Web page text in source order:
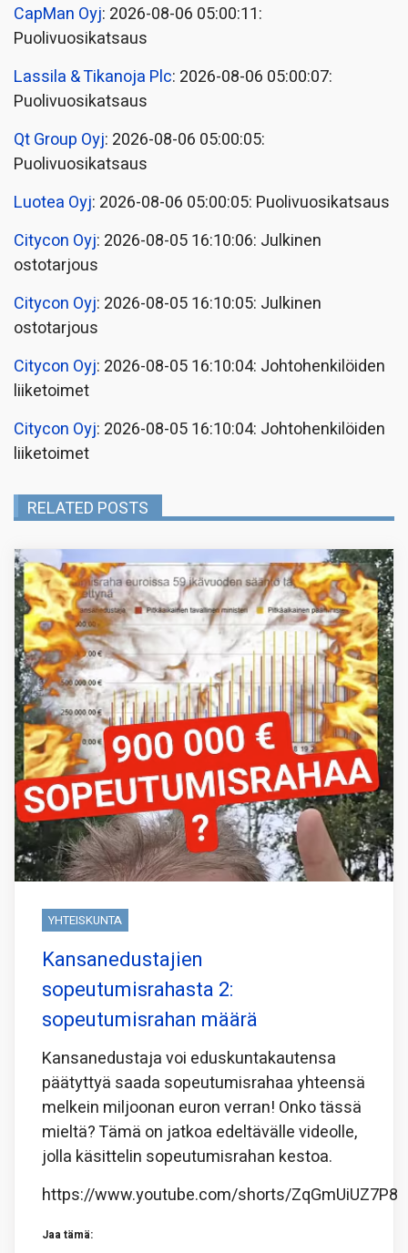
CapMan Oyj: 2026-08-06 05:00:11:
Puolivuosikatsaus
Lassila & Tikanoja Plc: 2026-08-06 05:00:07:
Puolivuosikatsaus
Qt Group Oyj: 2026-08-06 05:00:05:
Puolivuosikatsaus
Luotea Oyj: 2026-08-06 05:00:05: Puolivuosikatsaus
Citycon Oyj: 2026-08-05 16:10:06: Julkinen
ostotarjous
Citycon Oyj: 2026-08-05 16:10:05: Julkinen
ostotarjous
Citycon Oyj: 2026-08-05 16:10:04: Johtohenkilöiden
liiketoimet
Citycon Oyj: 2026-08-05 16:10:04: Johtohenkilöiden
liiketoimet
RELATED POSTS
YHTEISKUNTA
Kansanedustajien
sopeutumisrahasta 2:
sopeutumisrahan määrä
Kansanedustaja voi eduskuntakautensa
päätyttyä saada sopeutumisrahaa yhteensä
melkein miljoonan euron verran! Onko tässä
mieltä? Tämä on jatkoa edeltävälle videolle,
jolla käsittelin sopeutumisrahan kestoa.
https://www.youtube.com/shorts/ZqGmUiUZ7P8
Jaa tämä: